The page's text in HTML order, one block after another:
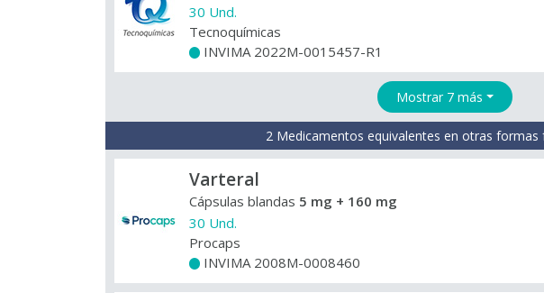
30 Und.
Tecnoquímicas
INVIMA 2022M-0015457-R1
Mostrar 7 más
2 Medicamentos equivalentes en otras formas
Varteral
Cápsulas blandas 5 mg + 160 mg
30 Und.
Procaps
INVIMA 2008M-0008460